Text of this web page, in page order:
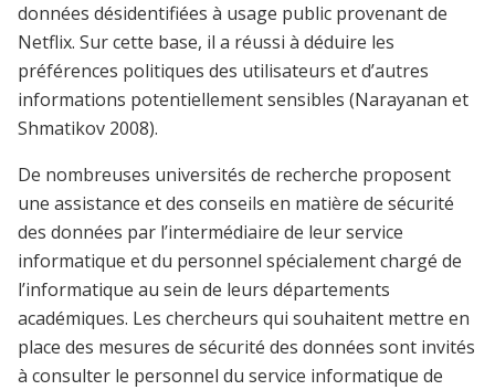
données désidentifiées à usage public provenant de
Netflix. Sur cette base, il a réussi à déduire les
préférences politiques des utilisateurs et d’autres
informations potentiellement sensibles (Narayanan et
Shmatikov 2008).
De nombreuses universités de recherche proposent
une assistance et des conseils en matière de sécurité
des données par l’intermédiaire de leur service
informatique et du personnel spécialement chargé de
l’informatique au sein de leurs départements
académiques. Les chercheurs qui souhaitent mettre en
place des mesures de sécurité des données sont invités
à consulter le personnel du service informatique de